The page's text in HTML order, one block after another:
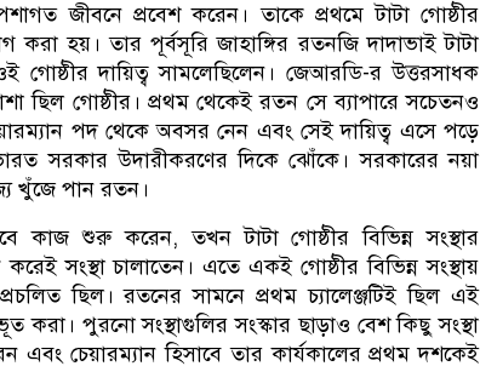
জীবনে প্রবেশ করেন। তাকে প্রথমে টাটা গোষ্ঠীর
করা হয়। তার পূর্বসূরি জাহাঙ্গির রতনজি দাদাভাই টাটা
গোষ্ঠীর দায়িত্ব সামলেছিলেন। জেআরডি-র উত্তরসাধক
ছিল গোষ্ঠীর। প্রথম থেকেই রতন সে ব্যাপারে সচেতনও
পদ থেকে অবসর নেন এবং সেই দায়িত্ব এসে পড়ে
সরকার উদারীকরণের দিকে ঝোঁকে। সরকারের নয়া
খুঁজে পান রতন।
কাজ শুরু করেন, তখন টাটা গোষ্ঠীর বিভিন্ন সংস্থার
করেই সংস্থা চালাতেন। এতে একই গোষ্ঠীর বিভিন্ন সংস্থায়
ছিল। রতনের সামনে প্রথম চ্যালেঞ্জটিই ছিল এই
করা। পুরনো সংস্থাগুলির সংস্কার ছাড়াও বেশ কিছু সংস্থা
এবং চেয়ারম্যান হিসাবে তার কার্যকালের প্রথম দশকেই